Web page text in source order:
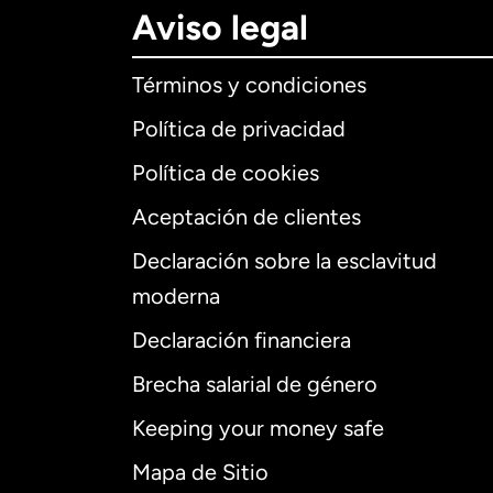
Aviso legal
Términos y condiciones
Política de privacidad
Política de cookies
Aceptación de clientes
Declaración sobre la esclavitud
moderna
Declaración financiera
Brecha salarial de género
Keeping your money safe
Mapa de Sitio
Internacional
Alemania